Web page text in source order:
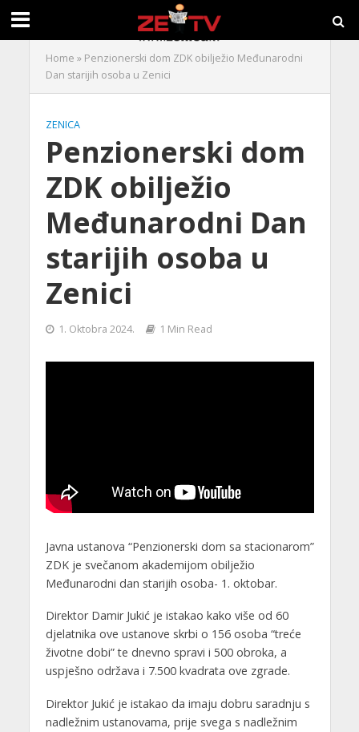
Home » Penzionerski dom ZDK obilježio Međunarodni
Dan starijih osoba u Zenici
ZENICA
Penzionerski dom
ZDK obilježio
Međunarodni Dan
starijih osoba u
Zenici
1. Oktobra 2024. 1 Min Read
Javna ustanova “Penzionerski dom sa stacionarom”
ZDK je svečanom akademijom obilježio
Međunarodni dan starijih osoba- 1. oktobar.
Direktor Damir Jukić je istakao kako više od 60
djelatnika ove ustanove skrbi o 156 osoba “treće
životne dobi” te dnevno spravi i 500 obroka, a
uspješno održava i 7.500 kvadrata ove zgrade.
Direktor Jukić je istakao da imaju dobru saradnju s
nadležnim ustanovama, prije svega s nadležnim